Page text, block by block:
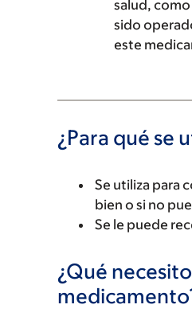
salud,
sido
este
¿Para qué se
Se utiliza para
bien o si no
Se le puede
¿Qué